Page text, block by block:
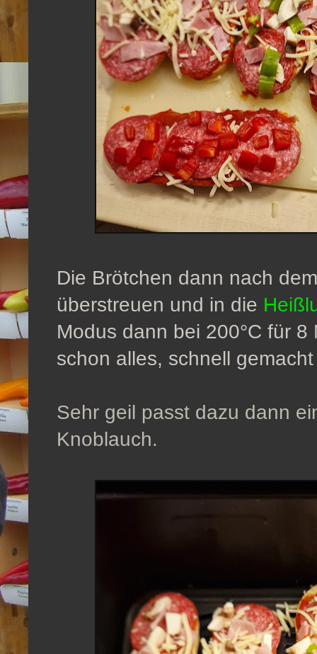
Die Brötchen dann nach
überstreuen und in die
Modus dann bei 200°C für
schon alles, schnell
Sehr geil passt dazu dann
Knoblauch.